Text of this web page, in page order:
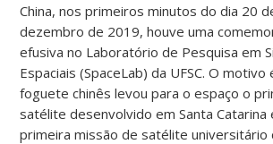
China, nos primeiros minutos do dia 20
dezembro de 2019, houve uma
efusiva no Laboratório de Pesquisa em
Espaciais (SpaceLab) da UFSC. O motivo
foguete chinês levou para o espaço o
satélite desenvolvido em Santa Catarina
primeira missão de satélite universitário